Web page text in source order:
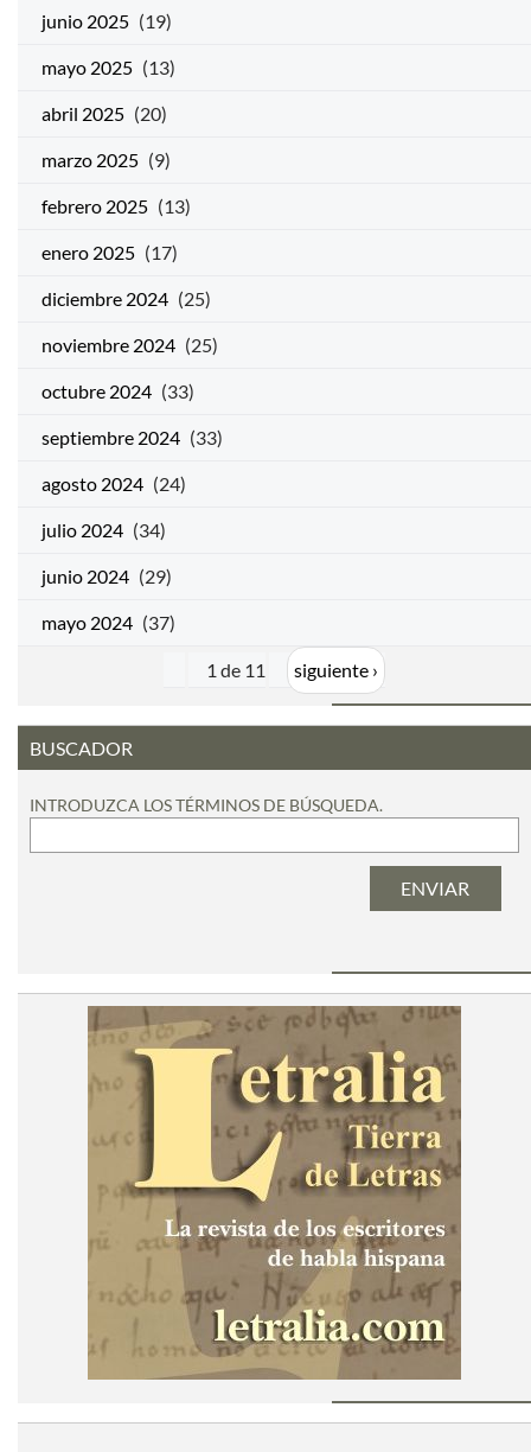
junio 2025 (19)
mayo 2025 (13)
abril 2025 (20)
marzo 2025 (9)
febrero 2025 (13)
enero 2025 (17)
diciembre 2024 (25)
noviembre 2024 (25)
octubre 2024 (33)
septiembre 2024 (33)
agosto 2024 (24)
julio 2024 (34)
junio 2024 (29)
mayo 2024 (37)
1 de 11 siguiente ›
BUSCADOR
INTRODUZCA LOS TÉRMINOS DE BÚSQUEDA.